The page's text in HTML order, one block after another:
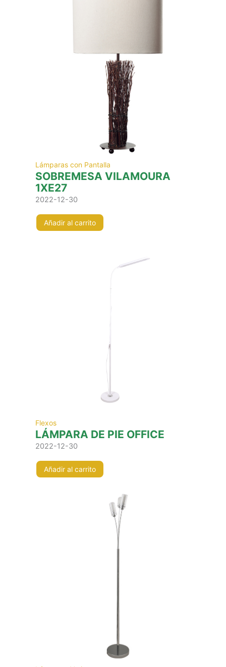
Lámparas con Pantalla
SOBREMESA VILAMOURA
1XE27
2022-12-30
Añadir al carrito
Flexos
LÁMPARA DE PIE OFFICE
2022-12-30
Añadir al carrito